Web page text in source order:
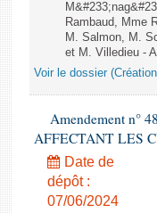
Rambaud, Mme
M. Salmon, M.
et M. Villedieu -
Voir le dossier
Amendement n°
AFFECTANT LES
Date de
dépôt :
07/06/2024